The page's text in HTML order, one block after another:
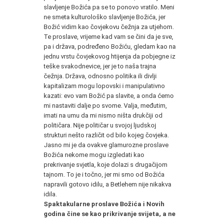
slavljenje Božića pa se to ponovo vratilo. Meni
ne smeta kulturološko slavljenje Božića, jer
Božić vidim kao čovjekovu čežnja za utjehom.
Te proslave, vrijeme kad vam se čini da je sve,
pa i država, podređeno Božiću, gledam kao na
jednu vrstu čovjekovog htijenja da pobjegne iz
teške svakodnevice, jer je to naša trajna
čežnja. Država, odnosno politika ili divlji
kapitalizam mogu lopovski i manipulativno
kazati: evo vam Božić pa slavite, a onda ćemo
mi nastaviti dalje po svome. Valja, međutim,
imati na umu da mi nismo ništa drukčiji od
političara. Nije političar u svojoj ljudskoj
strukturi nešto različit od bilo kojeg čovjeka.
Jasno mi je da ovakve glamurozne proslave
Božića nekome mogu izgledati kao
prekrivanje svjetla, koje dolazi s drugačijom
tajnom. To je i točno, jer mi smo od Božića
napravili gotovo idilu, a Betlehem nije nikakva
idila.
Spaktakularne proslave Božića i Novih
godina čine se kao prikrivanje svijeta, a ne